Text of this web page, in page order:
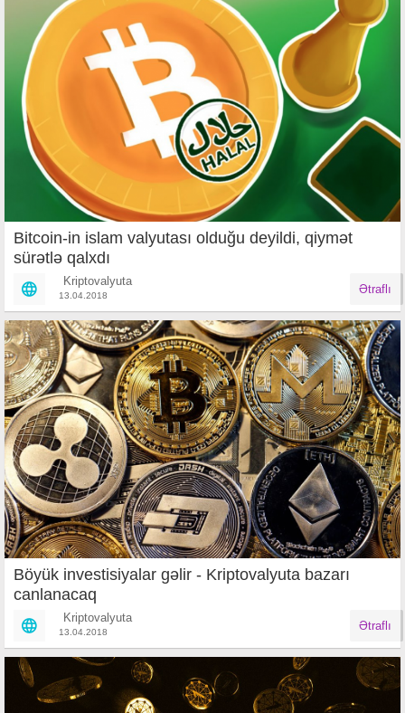
Bitcoin-in islam valyutası olduğu deyildi, qiymət
sürətlə qalxdı
Kriptovalyuta
13.04.2018 Ətraflı
Böyük investisiyalar gəlir - Kriptovalyuta bazarı
canlanacaq
Kriptovalyuta
13.04.2018 Ətraflı